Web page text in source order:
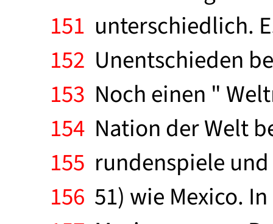
151 unterschiedlich.
152 Unentschieden
153 Noch einen "
154 Nation der Welt
155 rundenspiele
156 51) wie Mexico.